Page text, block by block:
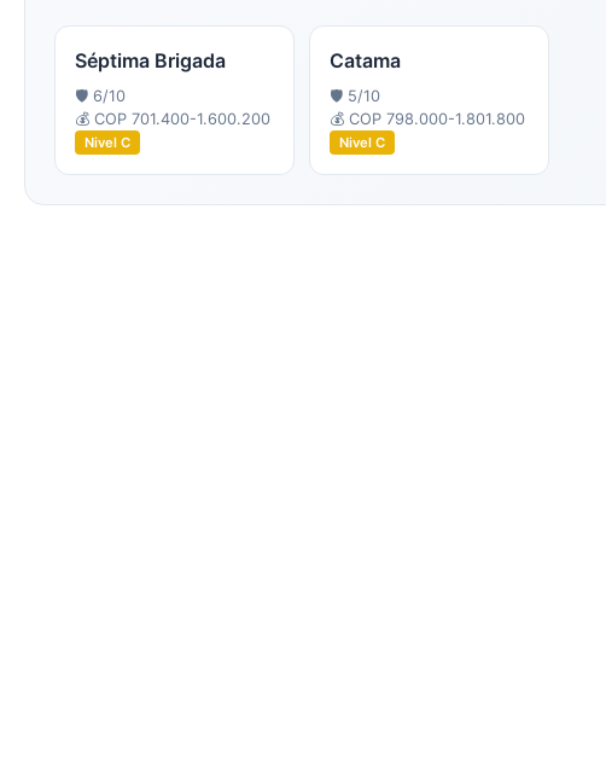
Séptima Brigada
🛡️ 6/10
💰 COP 701.400-1.600.200
Nivel C
Catama
🛡️ 5/10
💰 COP 798.000-1.801.800
Nivel C